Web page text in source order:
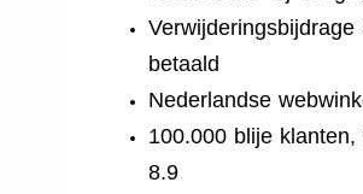
betaald
Nederlandse
100.000 blije klanten,
8.9